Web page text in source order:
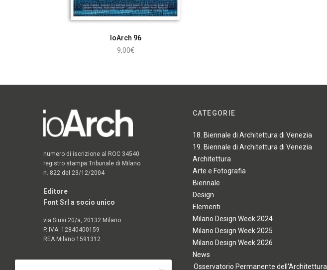
IoArch 96
9,00€
numero di iscrizione al ROC 34540
registro stampa Tribunale di Milano
n. 822 del 23/12/2004
Editore
Font Srl a socio unico
via Siusi 20/a, 20132 Milano
P. IVA: 12840400159
REA Milano 1591312
CATEGORIE
18. Biennale di Architettura di Venezia
19. Biennale di Architettura di Venezia
Architettura
Arte e Fotografia
Biennale
Design
Elementi
Milano Design Week 2024
Milano Design Week 2025
Milano Design Week 2026
News
Osservatorio Permanente dell'Architettura